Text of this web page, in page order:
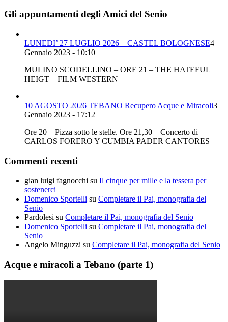
Gli appuntamenti degli Amici del Senio
LUNEDI’ 27 LUGLIO 2026 – CASTEL BOLOGNESE4
Gennaio 2023 - 10:10
MULINO SCODELLINO – ORE 21 – THE HATEFUL
HEIGT – FILM WESTERN
10 AGOSTO 2026 TEBANO Recupero Acque e Miracoli3
Gennaio 2023 - 17:12
Ore 20 – Pizza sotto le stelle. Ore 21,30 – Concerto di
CARLOS FORERO Y CUMBIA PADER CANTORES
Commenti recenti
gian luigi fagnocchi su Il cinque per mille e la tessera per
sostenerci
Domenico Sportelli su Completare il Pai, monografia del
Senio
Pardolesi su Completare il Pai, monografia del Senio
Domenico Sportelli su Completare il Pai, monografia del
Senio
Angelo Minguzzi su Completare il Pai, monografia del Senio
Acque e miracoli a Tebano (parte 1)